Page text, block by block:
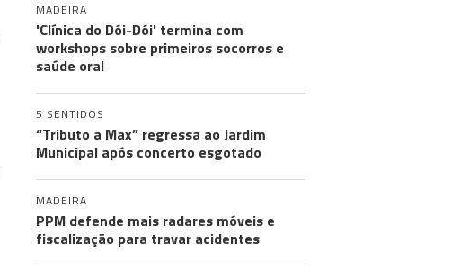
MADEIRA
'Clínica do Dói-Dói' termina com
workshops sobre primeiros socorros e
saúde oral
5 SENTIDOS
“Tributo a Max” regressa ao Jardim
Municipal após concerto esgotado
MADEIRA
PPM defende mais radares móveis e
fiscalização para travar acidentes